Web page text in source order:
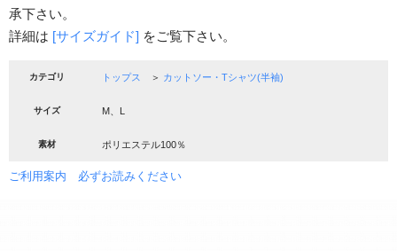
承下さい。
詳細は [サイズガイド] をご覧下さい。
カテゴリ トップス ＞ カットソー・Tシャツ(半袖)
サイズ M、L
素材 ポリエステル100％
ご利用案内 必ずお読みください